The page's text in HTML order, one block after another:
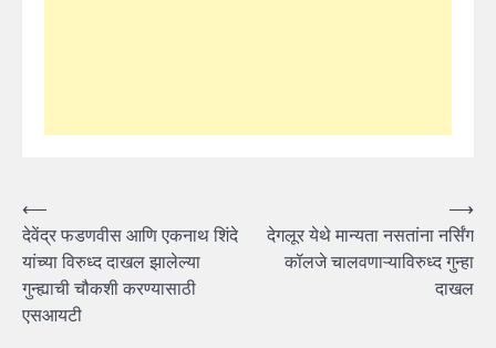
Post
navigation
⟵
देवेंद्र फडणवीस आणि एकनाथ शिंदे
यांच्या विरुध्द दाखल झालेल्या
गुन्ह्याची चौकशी करण्यासाठी
एसआयटी
देगलूर येथे मान्यता नसतांना नर्सिंग
कॉलजे चालवणाऱ्याविरुध्द गुन्हा
दाखल
⟶